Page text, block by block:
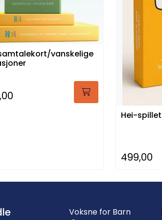
vanskelige
Hei-spillet
499,00
Voksne for Barn